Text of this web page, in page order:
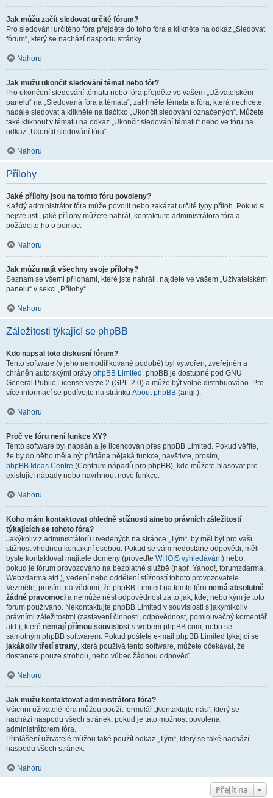
Jak můžu začít sledovat určité fórum?
Pro sledování určitého fóra přejděte do toho fóra a klikněte na odkaz „Sledovat
fórum“, který se nachází naspodu stránky.
Nahoru
Jak můžu ukončit sledování témat nebo fór?
Pro ukončení sledování tématu nebo fóra přejděte ve vašem „Uživatelském
panelu“ na „Sledovaná fóra a témata“, zatrhněte témata a fóra, která nechcete
nadále sledovat a klikněte na tlačítko „Ukončit sledování označených“. Můžete
také kliknout v tématu na odkaz „Ukončit sledování tématu“ nebo ve fóru na
odkaz „Ukončit sledování fóra“.
Nahoru
Přílohy
Jaké přílohy jsou na tomto fóru povoleny?
Každý administrátor fóra může povolit nebo zakázat určité typy příloh. Pokud si
nejste jisti, jaké přílohy můžete nahrát, kontaktujte administrátora fóra a
požádejte ho o pomoc.
Nahoru
Jak můžu najít všechny svoje přílohy?
Seznam se všemi přílohami, které jste nahráli, najdete ve vašem „Uživatelském
panelu“ v sekci „Přílohy“.
Nahoru
Záležitosti týkající se phpBB
Kdo napsal toto diskusní fórum?
Tento software (v jeho nemodifikované podobě) byl vytvořen, zveřejněn a
chráněn autorskými právy phpBB Limited . phpBB je dostupné pod GNU
General Public License verze 2 (GPL-2.0) a může být volně distribuováno. Pro
více informací se podívejte na stránku About phpBB (angl.).
Nahoru
Proč ve fóru není funkce XY?
Tento software byl napsán a je licencován přes phpBB Limited. Pokud věříte,
že by do něho měla být přidána nějaká funkce, navštivte, prosím,
phpBB Ideas Centre (Centrum nápadů pro phpBB), kde můžete hlasovat pro
existující nápady nebo navrhnout nové funkce.
Nahoru
Koho mám kontaktovat ohledně stížnosti a/nebo právních záležitostí
týkajících se tohoto fóra?
Jakýkoliv z administrátorů uvedených na stránce „Tým“, by měl být pro vaši
stížnost vhodnou kontaktní osobou. Pokud se vám nedostane odpovědi, měli
byste kontaktovat majitele domény (proveďte WHOIS vyhledávání) nebo,
pokud je fórum provozováno na bezplatné službě (např. Yahoo!, forumzdarma,
Webzdarma atd.), vedení nebo oddělení stížností tohoto provozovatele.
Vezměte, prosím, na vědomí, že phpBB Limited na tomto fóru nemá absolutně
žádné pravomoci a nemůže nést odpovědnost za to jak, kde, nebo kým je toto
fórum používáno. Nekontaktujte phpBB Limited v souvislosti s jakýmikoliv
právními záležitostmi (zastavení činnosti, odpovědnost, pomlouvačný komentář
atd.), které nemají přímou souvislost s webem phpBB.com, nebo se
samotným phpBB softwarem. Pokud pošlete e-mail phpBB Limited týkající se
jakákoliv třetí strany, která používá tento software, můžete očekávat, že
dostanete pouze strohou, nebo vůbec žádnou odpověď.
Nahoru
Jak můžu kontaktovat administrátora fóra?
Všichni uživatelé fóra můžou použít formulář „Kontaktujte nás“, který se
nachází naspodu všech stránek, pokud je tato možnost povolena
administrátorem fóra.
Přihlášení uživatelé můžou také použít odkaz „Tým“, který se také nachází
naspodu všech stránek.
Nahoru
Přejít na